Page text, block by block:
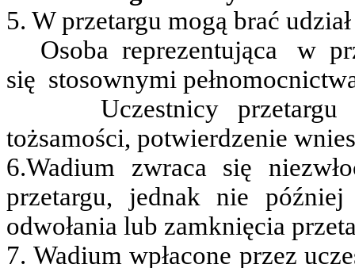
5. W przetargu mogą brać
Osoba reprezentująca w
się stosownymi
Uczestnicy
tożsamości, potwierdzenie
6.Wadium zwraca się
przetargu, jednak nie
odwołania lub zamknięcia
7. Wadium wpłacone przez